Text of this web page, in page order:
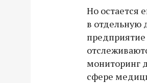
Но остается
в отдельную
мониторинг
сфере